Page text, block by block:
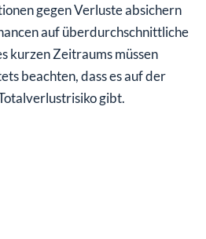
gegen Verluste absichern
auf überdurchschnittliche
kurzen Zeitraums müssen
beachten, dass es auf der
gibt.